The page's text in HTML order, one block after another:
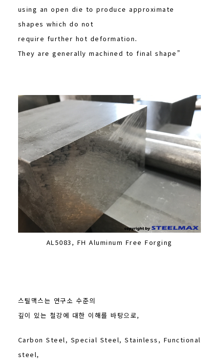
using an open die to produce approximate
shapes which do not
require further hot deformation.
They are generally machined to final shape”
AL5083, FH Aluminum Free Forging
스틸맥스는 연구소 수준의
깊이 있는 철강에 대한 이해를 바탕으로,
Carbon Steel, Special Steel, Stainless, Functional
steel,